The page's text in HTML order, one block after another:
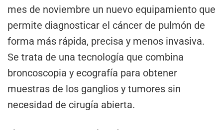
mes de noviembre un nuevo equipamiento que
permite diagnosticar el cáncer de pulmón de
forma más rápida, precisa y menos invasiva.
Se trata de una tecnología que combina
broncoscopia y ecografía para obtener
muestras de los ganglios y tumores sin
necesidad de cirugía abierta.